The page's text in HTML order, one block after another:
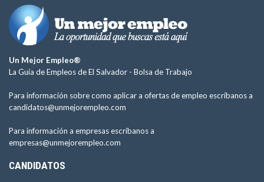
Un Mejor Empleo®
La Guía de Empleos de El Salvador - Bolsa de Trabajo
Para información sobre como aplicar a ofertas de empleo escríbanos a
candidatos@unmejorempleo.com
Para información a empresas escríbanos a
empresas@unmejorempleo.com
CANDIDATOS